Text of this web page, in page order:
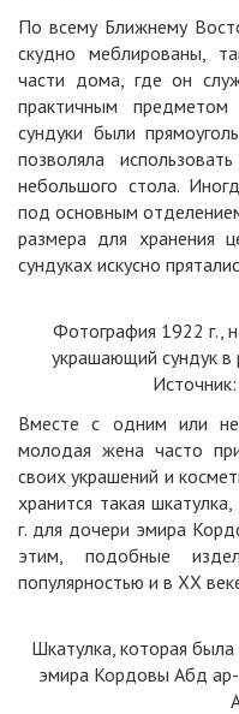
По всему Ближнему
скудно меблированы,
части дома, где он
практичным
сундуки были
позволяла
небольшого стола.
под основным
размера для хранения
сундуках искусно
Фотография 1922 г.,
украшающий сундук
Вместе с одним или
молодая жена часто
своих украшений и
хранится такая
г. для дочери эмира
этим, подобные
популярностью и в XX
Шкатулка, которая
эмира Кордовы Абд